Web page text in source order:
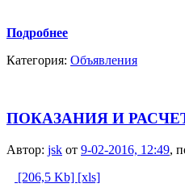
Подробнее
Категория: Объявления
ПОКАЗАНИЯ И
Автор: jsk от 9-02-2016, 12:49,
[206,5 Kb] [xls]